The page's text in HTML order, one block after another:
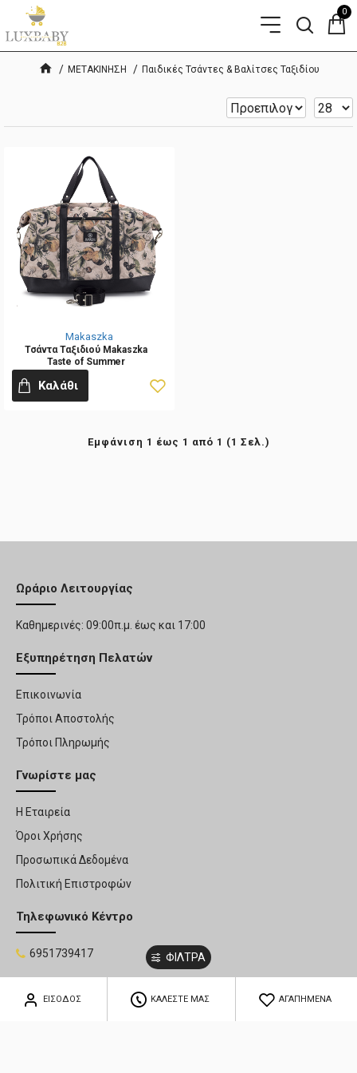
0
ΜΕΤΑΚΙΝΗΣΗ Παιδικές Τσάντες & Βαλίτσες Ταξιδίου
Makaszka
Τσάντα Ταξιδιού Makaszka
Taste of Summer
Καλάθι
Εμφάνιση 1 έως 1 από 1 (1 Σελ.)
Ωράριο Λειτουργίας
Καθημερινές: 09:00π.μ. έως και 17:00
Εξυπηρέτηση Πελατών
Επικοινωνία
Τρόποι Αποστολής
Τρόποι Πληρωμής
Γνωρίστε μας
Η Εταιρεία
Όροι Χρήσης
Προσωπικά Δεδομένα
Πολιτική Επιστροφών
Τηλεφωνικό Κέντρο
6951739417
HOSTED & SUPPORTED BY THINK - OPEN
ΕΙΣΟΔΟΣ ΚΑΛΕΣΤΕ ΜΑΣ ΑΓΑΠΗΜΕΝΑ
ΦΙΛΤΡΑ